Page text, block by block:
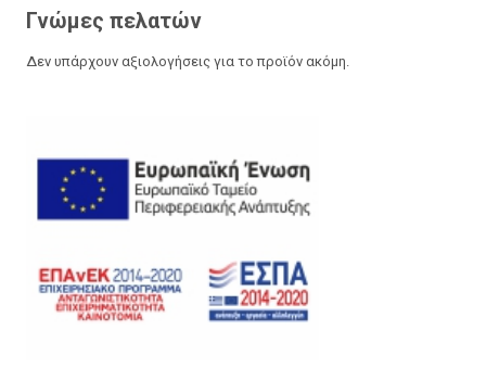
Γνώμες πελατών
Δεν υπάρχουν αξιολογήσεις για το προϊόν ακόμη.